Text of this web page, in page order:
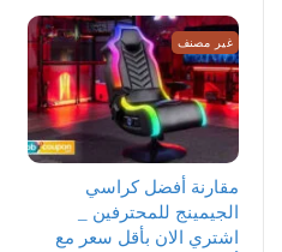
غير مصنف
مقارنة أفضل كراسي
الجيمينج للمحترفين _
اشتري الان بأقل سعر مع